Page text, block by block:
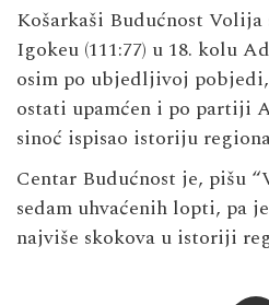
Košarkaši Budućnost Volija
Igokeu (111:77) u 18. kolu
osim po ubjedljivoj
ostati upamćen i po partiji
sinoć ispisao istoriju
Centar Budućnost je, pišu
sedam uhvaćenih lopti, pa
najviše skokova u istoriji